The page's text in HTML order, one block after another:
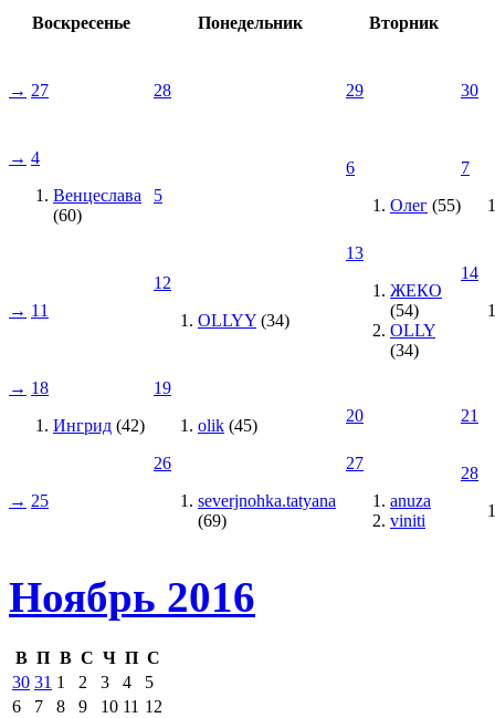
Воскресенье Понедельник Вторник
→ 27 28 29 30
→ 4
Венцеслава
(60)
5
6
Олег (55)
7
→ 11
12
OLLYY (34)
13
ЖЕКО
(54)
OLLY
(34)
14
→ 18
Ингрид (42)
19
olik (45)
20 21
→ 25
26
severjnohka.tatyana
(69)
27
anuza
viniti
28
Ноябрь 2016
В П В С Ч П С
30 31 1 2 3 4
5
6
7 8 9 10 11 12